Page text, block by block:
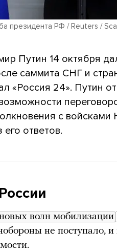
президента РФ / Reuters /
Путин 14 октября
саммита СНГ и
«Россия 24». Путин
с
ответов.
волн мобилизации
не поступало,